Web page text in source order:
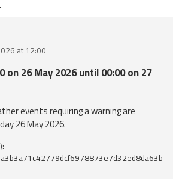
at 12:00
on 26 May 2026 until 00:00 on 27
events requiring a warning are
26 May 2026.